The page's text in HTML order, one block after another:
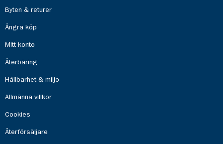
Byten & returer
Ångra köp
Mitt konto
Återbäring
Hållbarhet & miljö
Allmänna villkor
Cookies
Återförsäljare